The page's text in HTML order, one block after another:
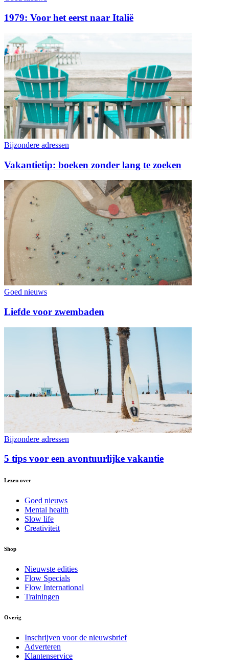
1979: Voor het eerst naar Italië
Bijzondere adressen
Vakantietip: boeken zonder lang te zoeken
Goed nieuws
Liefde voor zwembaden
Bijzondere adressen
5 tips voor een avontuurlijke vakantie
Lezen over
Goed nieuws
Mental health
Slow life
Creativiteit
Shop
Nieuwste edities
Flow Specials
Flow International
Trainingen
Overig
Inschrijven voor de nieuwsbrief
Adverteren
Klantenservice